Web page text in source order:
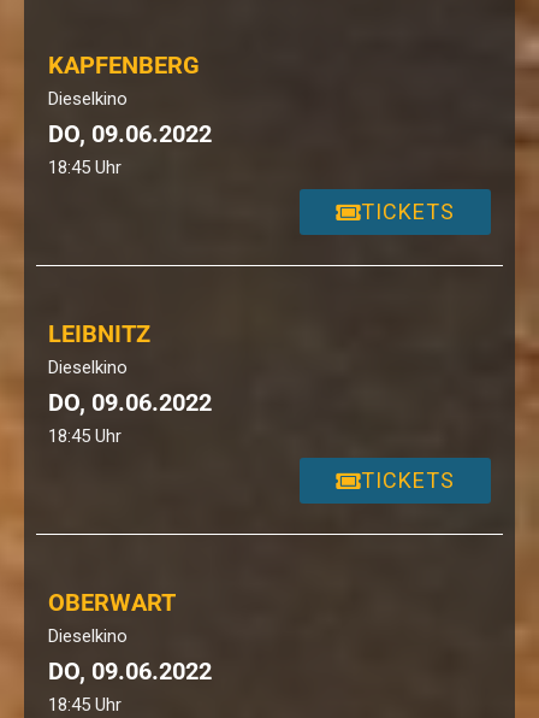
KAPFENBERG
Dieselkino
DO, 09.06.2022
18:45 Uhr
TICKETS
LEIBNITZ
Dieselkino
DO, 09.06.2022
18:45 Uhr
TICKETS
OBERWART
Dieselkino
DO, 09.06.2022
18:45 Uhr